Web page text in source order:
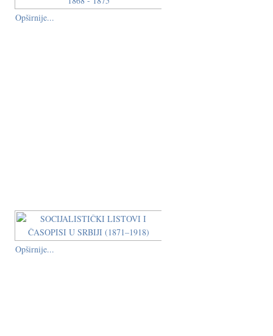
Opširnije...
Opširnije...